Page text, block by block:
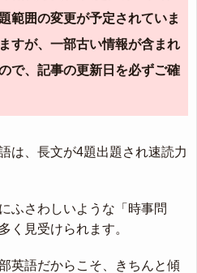
範囲の変更が予定されていま
すが、一部古い情報が含まれ
で、記事の更新日を必ずご確
は、長文が4題出題され速読力
ふさわしいような「時事問
く見受けられます。
英語だからこそ、きちんと傾